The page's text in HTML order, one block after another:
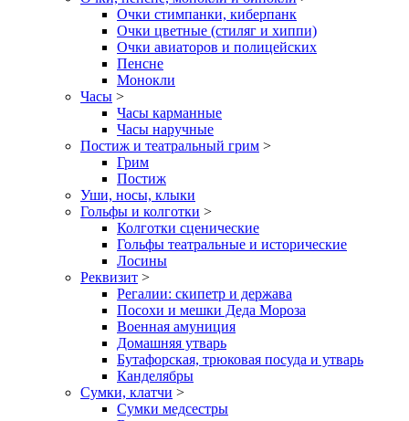
Очки стимпанки, киберпанк
Очки цветные (стиляг и хиппи)
Очки авиаторов и полицейских
Пенсне
Монокли
Часы >
Часы карманные
Часы наручные
Постиж и театральный грим >
Грим
Постиж
Уши, носы, клыки
Гольфы и колготки >
Колготки сценические
Гольфы театральные и исторические
Лосины
Реквизит >
Регалии: скипетр и держава
Посохи и мешки Деда Мороза
Военная амуниция
Домашняя утварь
Бутафорская, трюковая посуда и утварь
Канделябры
Сумки, клатчи >
Сумки медсестры